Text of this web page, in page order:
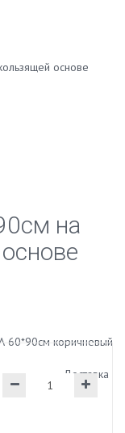
на
60*90см коричневый
Доставка